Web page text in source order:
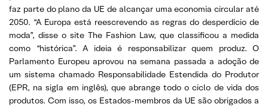
faz parte do plano da UE de alcançar uma economia circular até
2050. “A Europa está reescrevendo as regras do desperdício de
moda”, disse o site The Fashion Law, que classificou a medida
como “histórica”. A ideia é responsabilizar quem produz. O
Parlamento Europeu aprovou na semana passada a adoção de
um sistema chamado Responsabilidade Estendida do Produtor
(EPR, na sigla em inglês), que abrange todo o ciclo de vida dos
produtos. Com isso, os Estados-membros da UE são obrigados a